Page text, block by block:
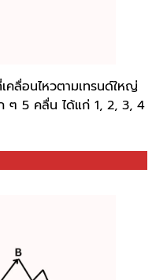
ลื่อนไหวตามเทรนด์ใหญ่
ๆ 5 คลื่น ได้แก่ 1, 2, 3, 4